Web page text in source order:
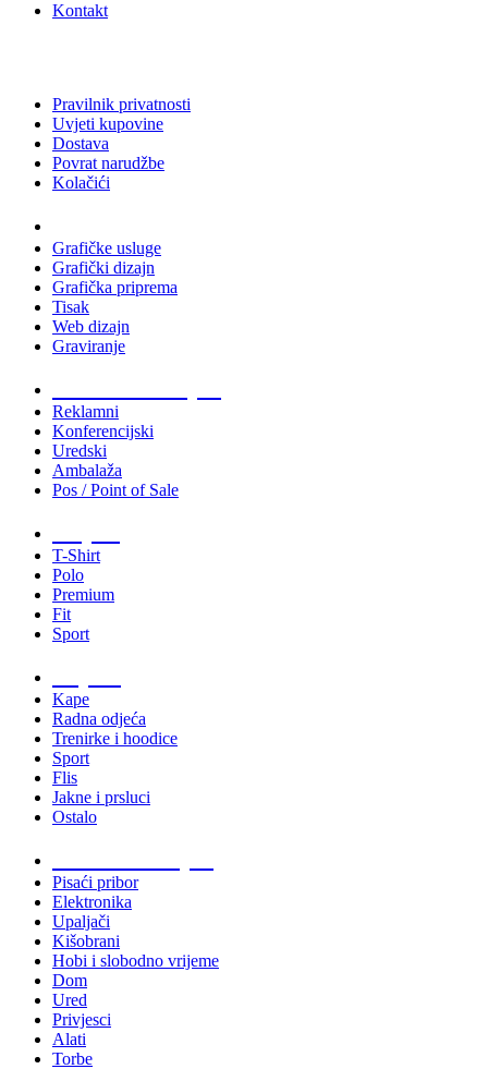
Kontakt
Pravilnik privatnosti
Uvjeti kupovine
Dostava
Povrat narudžbe
Kolačići
Grafičke usluge
Grafički dizajn
Grafička priprema
Tisak
Web dizajn
Graviranje
Reklamni
Konferencijski
Uredski
Ambalaža
Pos / Point of Sale
T-Shirt
Polo
Premium
Fit
Sport
Kape
Radna odjeća
Trenirke i hoodice
Sport
Flis
Jakne i prsluci
Ostalo
Pisaći pribor
Elektronika
Upaljači
Kišobrani
Hobi i slobodno vrijeme
Dom
Ured
Privjesci
Alati
Torbe